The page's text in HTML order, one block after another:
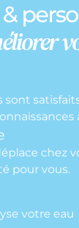
sont
chez
pour vous.
votre eau